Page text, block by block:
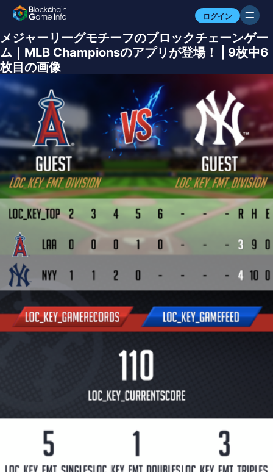
ログイン
メジャーリーグモチーフのブロックチェーンゲー
ム｜MLB Championsのアプリが登場！ | 9枚中6
枚目の画像